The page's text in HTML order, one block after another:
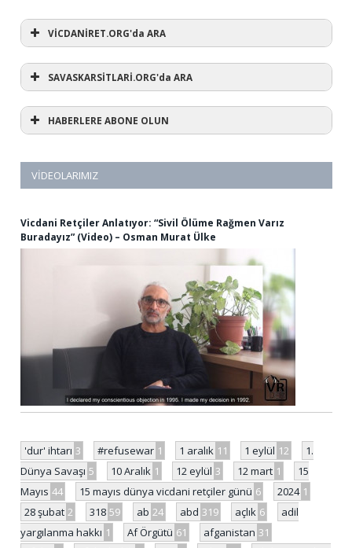
VİCDANİRET.ORG'da ARA
SAVASKARSİTLARİ.ORG'da ARA
HABERLERE ABONE OLUN
VIDEOLARIMIZ
Vicdani Retçiler Anlatıyor: “Sivil Ölüme Rağmen Varız
Buradayız” (Video) – Osman Murat Ülke
'dur' ihtarı 3 #refusewar 1 1 aralık 11 1 eylül 12
1.
Dünya Savaşı 5 10 Aralık 1 12 eylül 3 12 mart 1
15
Mayıs 44 15 mayıs dünya vicdani retçiler günü 6 2024 1
28 şubat 2 318 59 ab 24 abd 319 açlık 6
adil
yargılanma hakkı 1 Af Örgütü 61 afganistan 31